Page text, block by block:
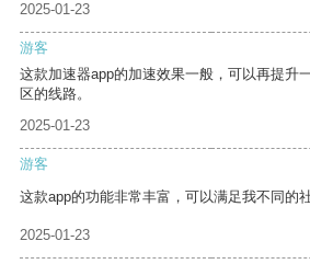
2025-01-23
游客
这款加速器app的加速效果一般，可以再提升
区的线路。
2025-01-23
游客
这款app的功能非常丰富，可以满足我不同的
2025-01-23